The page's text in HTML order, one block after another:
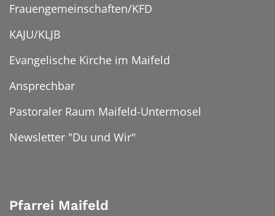
Frauengemeinschaften/KFD
KAJU/KLJB
Evangelische Kirche im Maifeld
Ansprechbar
Pastoraler Raum Maifeld-Untermosel
Newsletter "Du und Wir"
Pfarrei Maifeld